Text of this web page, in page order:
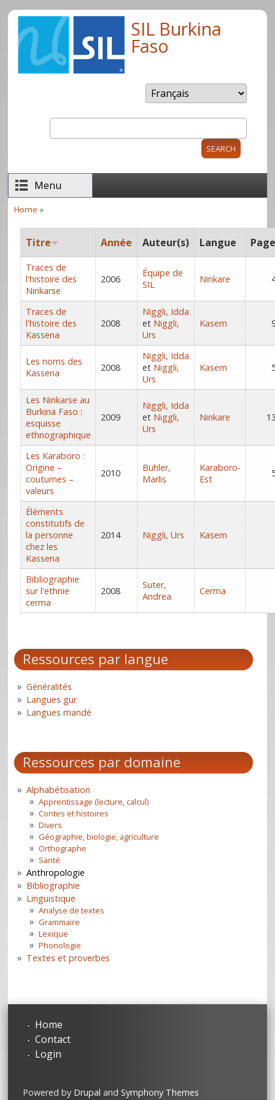
Skip to main content SIL Burkina
Faso
Search form
Menu
Home »
Titre Année Auteur(s) Langue
Traces de
l'histoire des
Ninkarse
2006
Équipe de
SIL
Ninkare
Traces de
l'histoire des
Kassena
2008
Niggli, Idda
et Niggli,
Urs
Kasem
Les noms des
Kassena
2008
Niggli, Idda
et Niggli,
Urs
Kasem
Les Ninkarse au
Burkina Faso :
esquisse
ethnographique
2009
Niggli, Idda
et Niggli,
Urs
Ninkare
Les Karaboro :
Origine –
coutumes –
valeurs
2010
Bühler,
Marlis
Karaboro-
Est
Éléments
constitutifs de
la personne
chez les
Kassena
2014 Niggli, Urs Kasem
Bibliographie
sur l'ethnie
cerma
2008
Suter,
Andrea
Cerma
Ressources par langue
Généralités
Langues gur
Langues mandé
Ressources par domaine
Alphabétisation
Apprentissage (lecture, calcul)
Contes et histoires
Divers
Géographie, biologie, agriculture
Orthographe
Santé
Anthropologie
Bibliographie
Linguistique
Analyse de textes
Grammaire
Lexique
Phonologie
Textes et proverbes
Home
Contact
Login
Powered by Drupal andSymphony Themes